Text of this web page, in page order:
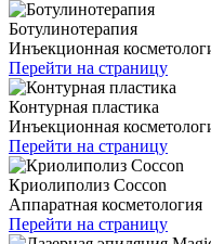
Ботулинотерапия
Инъекционная
Перейти на страницу
Контурная пластика
Инъекционная
Перейти на страницу
Криолиполиз Coccon
Аппаратная косметология
Перейти на страницу